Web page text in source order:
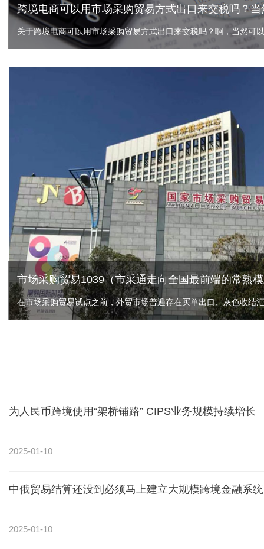
跨境电商可以用市场采购贸易方式出口来交税吗？当
市场采购贸易1039（市采通走向全国最前端的常熟
为人民币跨境使用“架桥铺路” CIPS业务规模持续增长
2025-01-10
中俄贸易结算还没到必须马上建立大规模跨境金融系
2025-01-10